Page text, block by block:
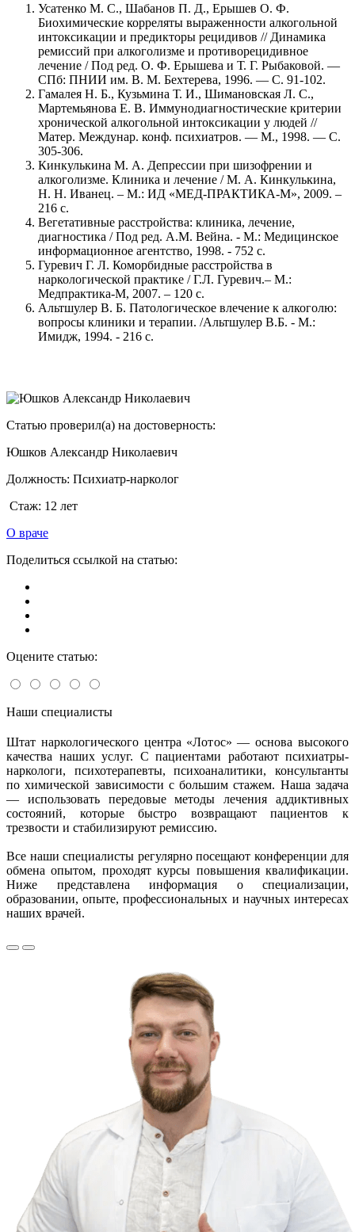
Усатенко М. С., Шабанов П. Д., Ерышев О. Ф.
Биохимические корреляты выраженности алкогольной
интоксикации и предикторы рецидивов // Динамика
ремиссий при алкоголизме и противорецидивное
лечение / Под ред. О. Ф. Ерышева и Т. Г. Рыбаковой. —
СПб: ПНИИ им. В. М. Бехтерева, 1996. — С. 91-102.
Гамалея Н. Б., Кузьмина Т. И., Шимановская Л. С.,
Мартемьянова Е. В. Иммунодиагностические критерии
хронической алкогольной интоксикации у людей //
Матер. Междунар. конф. психиатров. — М., 1998. — С.
305-306.
Кинкулькина М. А. Депрессии при шизофрении и
алкоголизме. Клиника и лечение / М. А. Кинкулькина,
Н. Н. Иванец. – М.: ИД «МЕД-ПРАКТИКА-М», 2009. –
216 с.
Вегетативные расстройства: клиника, лечение,
диагностика / Под ред. А.М. Вейна. - М.: Медицинское
информационное агентство, 1998. - 752 с.
Гуревич Г. Л. Коморбидные расстройства в
наркологической практике / Г.Л. Гуревич.– М.:
Медпрактика-М, 2007. – 120 с.
Альтшулер В. Б. Патологическое влечение к алкоголю:
вопросы клиники и терапии. /Альтшулер В.Б. - М.:
Имидж, 1994. - 216 с.
Статью проверил(а) на достоверность:
Юшков Александр Николаевич
Должность: Психиатр-нарколог
Стаж: 12 лет
О враче
Поделиться ссылкой на статью:
Оцените статью:
Наши специалисты
Штат наркологического центра «Лотос» — основа высокого
качества наших услуг. С пациентами работают психиатры-
наркологи, психотерапевты, психоаналитики, консультанты
по химической зависимости с большим стажем. Наша задача
— использовать передовые методы лечения аддиктивных
состояний, которые быстро возвращают пациентов к
трезвости и стабилизируют ремиссию.
Все наши специалисты регулярно посещают конференции для
обмена опытом, проходят курсы повышения квалификации.
Ниже представлена информация о специализации,
образовании, опыте, профессиональных и научных интересах
наших врачей.